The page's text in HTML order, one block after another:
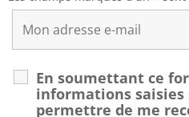
En soumettant ce
informations
permettre de me